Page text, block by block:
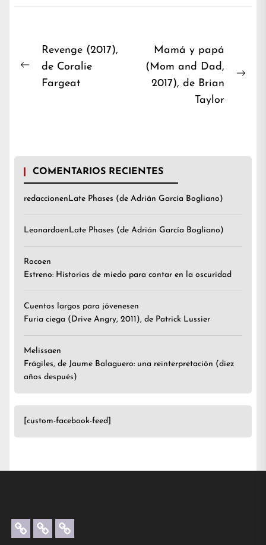
Navegación
de
entradas
Previous
Revenge (2017),
de Coralie
Fargeat
Mamá y papá
(Mom and Dad,
2017), de Brian
Taylor
COMENTARIOS RECIENTES
redaccionen Late Phases (de Adrián García Bogliano)
Leonardoen Late Phases (de Adrián García Bogliano)
Rocoen
Estreno: Historias de miedo para contar en la oscuridad
Cuentos largos para jóvenesen
Furia ciega (Drive Angry, 2011), de Patrick Lussier
Melissaen
Frágiles, de Jaume Balaguero: una reinterpretación (diez
años después)
[custom-facebook-feed]
ArtículosCréditosContacta